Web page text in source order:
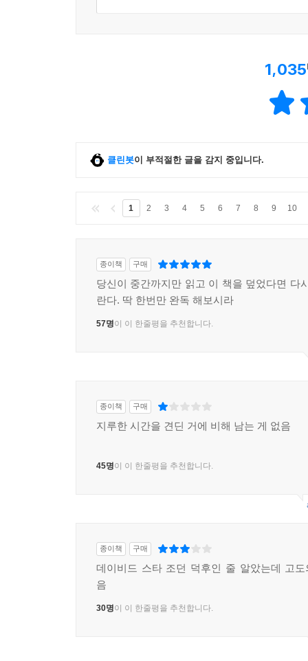
1,035
클린봇이 부적절한 글을 감지 중입니다.
1 2 3 4 5 6 7 8 9 10
종이책 구매
당신이 중간까지만 읽고 이 책을 덮었다면 다
란다. 딱 한번만 완독 해보시라
57명이 이 한줄평을 추천합니다.
종이책 구매
지루한 시간을 견딘 거에 비해 남는 게 없음
45명이 이 한줄평을 추천합니다.
종이책 구매
데이비드 스타 조던 덕후인 줄 알았는데 고
음
30명이 이 한줄평을 추천합니다.